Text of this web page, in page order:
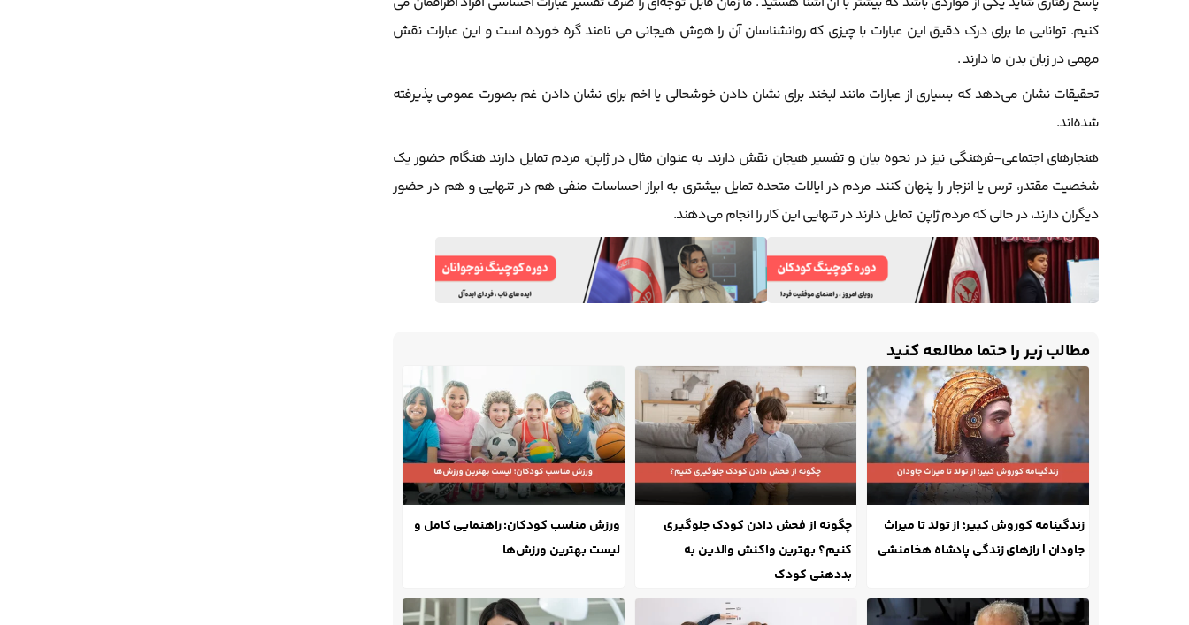
کنیم. توانایی ما برای درک دقیق این عبارات با چیزی که روانشناسان آن را هوش هیجانی می نامند گره خورده است و این عبارات نقش
مهمی در زبان بدن ما دارند .
تحقیقات نشان می‌دهد که بسیاری از عبارات مانند لبخند برای نشان دادن خوشحالی یا اخم برای نشان دادن غم بصورت عمومی پذیرفته
شده‌اند.
هنجارهای اجتماعی-فرهنگی نیز در نحوه بیان و تفسیر هیجان نقش دارند. به عنوان مثال در ژاپن، مردم تمایل دارند هنگام حضور یک
شخصیت مقتدر، ترس یا انزجار را پنهان کنند. مردم در ایالات متحده تمایل بیشتری به ابراز احساسات منفی هم در تنهایی و هم در حضور
دیگران دارند، در حالی که مردم ژاپن تمایل دارند در تنهایی این کار را انجام می‌دهند.
مطالب زیر را حتما مطالعه کنید
زندگینامه کوروش کبیر؛ از تولد تا میراث
جاودان | رازهای زندگی پادشاه هخامنشی
چگونه از فحش دادن کودک جلوگیری
کنیم؟ بهترین واکنش والدین به
بددهنی کودک
ورزش مناسب کودکان: راهنمایی کامل و
لیست بهترین ورزش‌ها